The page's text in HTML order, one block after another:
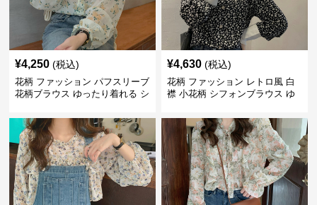
¥4,250 (税込)
花柄 ファッション パフスリーブ
花柄ブラウス ゆったり着れる シ
¥4,630 (税込)
花柄 ファッション レトロ風 白
襟 小花柄 シフォンブラウス ゆ